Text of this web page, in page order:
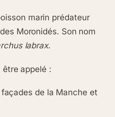
marin prédateur
Moronidés. Son nom
labrax.
être appelé :
de la Manche et